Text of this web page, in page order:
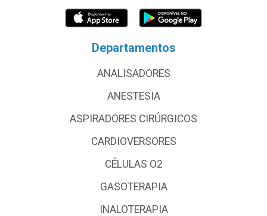
Departamentos
ANALISADORES
ANESTESIA
ASPIRADORES CIRÚRGICOS
CARDIOVERSORES
CÉLULAS O2
GASOTERAPIA
INALOTERAPIA